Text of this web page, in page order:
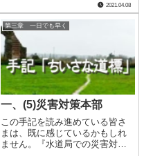
くと、どうやらそうでは無さそ
うな雰囲気です。 代替浄水施
設の建設とその通水開始見込み
を報道で知り、自身の想像より
早いスピ.....
2021.04.08
第三章 一日でも早く
一、(5)災害対策本部
この手記を読み進めている皆さ
まは、既に感じているかもしれ
ません。『水道局での災害対策